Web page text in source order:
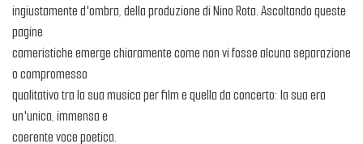
ingiustamente d'ombra, della produzione di Nino Rota. Ascoltando queste
pagine
cameristiche emerge chiaramente come non vi fosse alcuna separazione
o compromesso
qualitativo tra la sua musica per film e quella da concerto: la sua era
un'unica, immensa e
coerente voce poetica.